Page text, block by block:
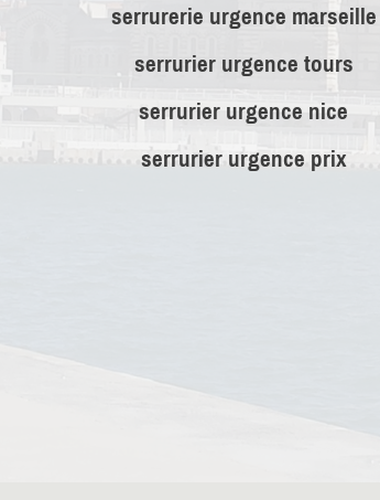
serrurerie urgence marseille
serrurier urgence tours
serrurier urgence nice
serrurier urgence prix